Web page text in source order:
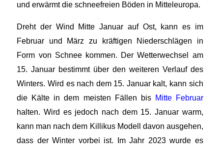
und erwärmt die schneefreien Böden in Mitteleuropa.
Dreht der Wind Mitte Januar auf Ost, kann es im
Februar und März zu kräftigen Niederschlägen in
Form von Schnee kommen. Der Wetterwechsel am
15. Januar bestimmt über den weiteren Verlauf des
Winters. Wird es nach dem 15. Januar kalt, kann sich
die Kälte in dem meisten Fällen bis Mitte Februar
halten. Wird es jedoch nach dem 15. Januar warm,
kann man nach dem Killikus Modell davon ausgehen,
dass der Winter vorbei ist. Im Jahr 2023 wurde es